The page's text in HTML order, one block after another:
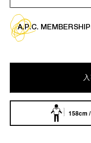
A.P.C.
158cm